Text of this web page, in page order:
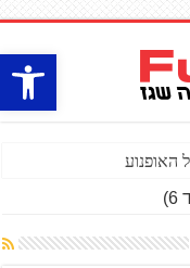
פתח
האופנוע